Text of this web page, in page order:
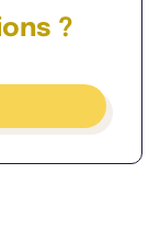
*
minimale, *
des zones
?